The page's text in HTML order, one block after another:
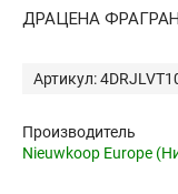
ДРАЦЕНА
Артикул:
Производитель
Nieuwkoop Europe